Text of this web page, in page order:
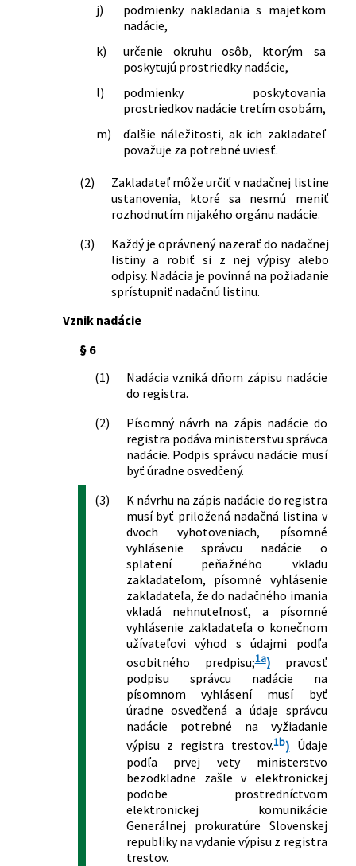
j)
podmienky nakladania s majetkom
nadácie,
k)
určenie okruhu osôb, ktorým sa
poskytujú prostriedky nadácie,
l)
podmienky poskytovania
prostriedkov nadácie tretím osobám,
m)
ďalšie náležitosti, ak ich zakladateľ
považuje za potrebné uviesť.
(2)
Zakladateľ môže určiť v nadačnej listine
ustanovenia, ktoré sa nesmú meniť
rozhodnutím nijakého orgánu nadácie.
(3)
Každý je oprávnený nazerať do nadačnej
listiny a robiť si z nej výpisy alebo
odpisy. Nadácia je povinná na požiadanie
sprístupniť nadačnú listinu.
Vznik nadácie
§ 6
(1)
Nadácia vzniká dňom zápisu nadácie
do registra.
(2)
Písomný návrh na zápis nadácie do
registra podáva ministerstvu správca
nadácie. Podpis správcu nadácie musí
byť úradne osvedčený.
(3)
K návrhu na zápis nadácie do registra
musí byť priložená nadačná listina v
dvoch vyhotoveniach, písomné
vyhlásenie správcu nadácie o
splatení peňažného vkladu
zakladateľom, písomné vyhlásenie
zakladateľa, že do nadačného imania
vkladá nehnuteľnosť, a písomné
vyhlásenie zakladateľa o konečnom
užívateľovi výhod s údajmi podľa
osobitného predpisu;1a)pravosť
podpisu správcu nadácie na
písomnom vyhlásení musí byť
úradne osvedčená a údaje správcu
nadácie potrebné na vyžiadanie
výpisu z registra trestov.1b) Údaje
podľa prvej vety ministerstvo
bezodkladne zašle v elektronickej
podobe prostredníctvom
elektronickej komunikácie
Generálnej prokuratúre Slovenskej
republiky na vydanie výpisu z registra
trestov.